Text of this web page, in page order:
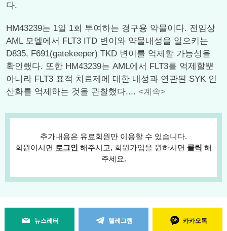
다.
HM43239는 1일 1회 투여하는 경구용 약물이다. 전임상
AML 모델에서 FLT3 ITD 변이와 약물내성을 일으키는
D835, F691(gatekeeper) TKD 변이를 억제할 가능성을
확인했다. 또한 HM43239는 AML에서 FLT3를 억제할뿐
아니라 FLT3 표적 치료제에 대한 내성과 연관된 SYK 인
산화를 억제하는 것을 관찰했다.... <계속>
추가내용은 유료회원만 이용할 수 있습니다.
회원이시면 로그인 해주시고, 회원가입을 원하시면 클릭 해
주세요.
뉴스레터 텔레그램 카카오톡